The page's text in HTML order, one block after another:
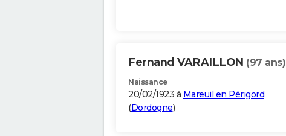
Fernand VARAILLON (97 ans)
Naissance
20/02/1923 à Mareuil en Périgord
(Dordogne)